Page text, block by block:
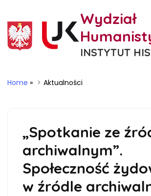
Wydział
INSTYTUT
Home » Aktualności
„Spotkanie ze
archiwalnym”.
Społeczność
w źródle